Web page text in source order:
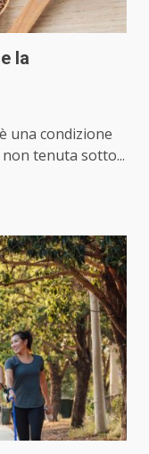
la
una condizione
tenuta sotto...